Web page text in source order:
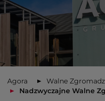
Agora
Walne
Nadzwyczajne Walne